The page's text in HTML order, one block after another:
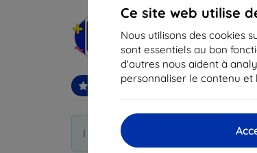
Ce site web utilise
Nous utilisons des cookies
sont essentiels au bon
d'autres nous aident à
personnaliser le contenu et
Recherches rapides
Samsung i8260
Recommandés Meilleures
I did not find any active products.